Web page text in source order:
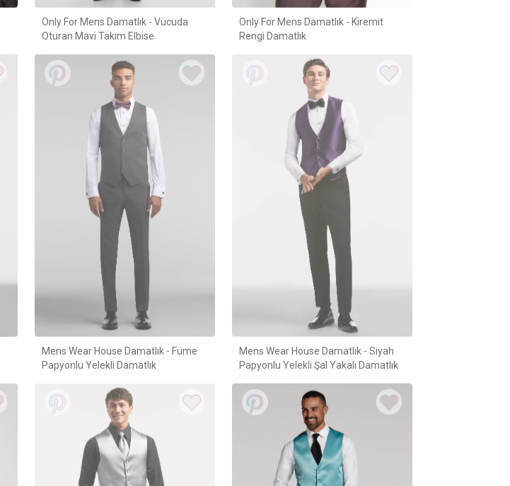
Only For Mens Damatlık - Vücuda
Oturan Mavi Takım Elbise
Only For Mens Damatlık - Kiremit
Rengi Damatlık
Mens Wear House Damatlık - Füme
Papyonlu Yelekli Damatlık
Mens Wear House Damatlık - Siyah
Papyonlu Yelekli Şal Yakalı Damatlık